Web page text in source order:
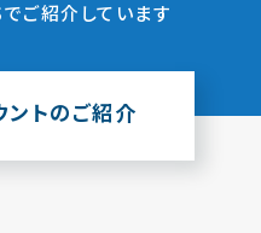
ご紹介しています
ントのご紹介